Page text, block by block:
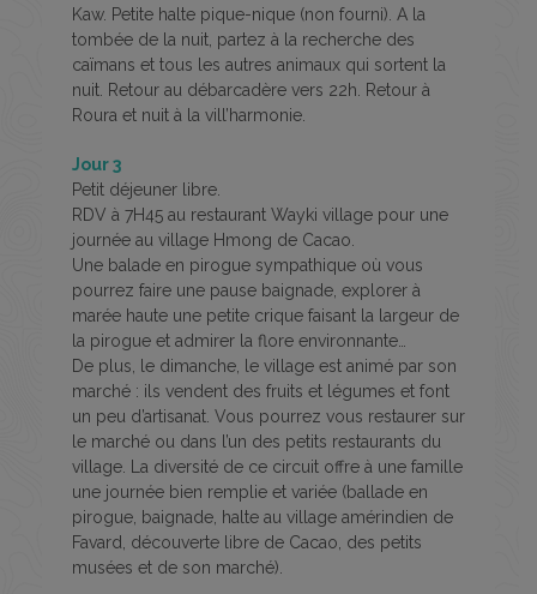
Kaw. Petite halte pique-nique (non fourni). A la
tombée de la nuit, partez à la recherche des
caïmans et tous les autres animaux qui sortent la
nuit. Retour au débarcadère vers 22h. Retour à
Roura et nuit à la vill’harmonie.
Jour 3
Petit déjeuner libre.
RDV à 7H45 au restaurant Wayki village pour une
journée au village Hmong de Cacao.
Une balade en pirogue sympathique où vous
pourrez faire une pause baignade, explorer à
marée haute une petite crique faisant la largeur de
la pirogue et admirer la flore environnante…
De plus, le dimanche, le village est animé par son
marché : ils vendent des fruits et légumes et font
un peu d’artisanat. Vous pourrez vous restaurer sur
le marché ou dans l’un des petits restaurants du
village. La diversité de ce circuit offre à une famille
une journée bien remplie et variée (ballade en
pirogue, baignade, halte au village amérindien de
Favard, découverte libre de Cacao, des petits
musées et de son marché).